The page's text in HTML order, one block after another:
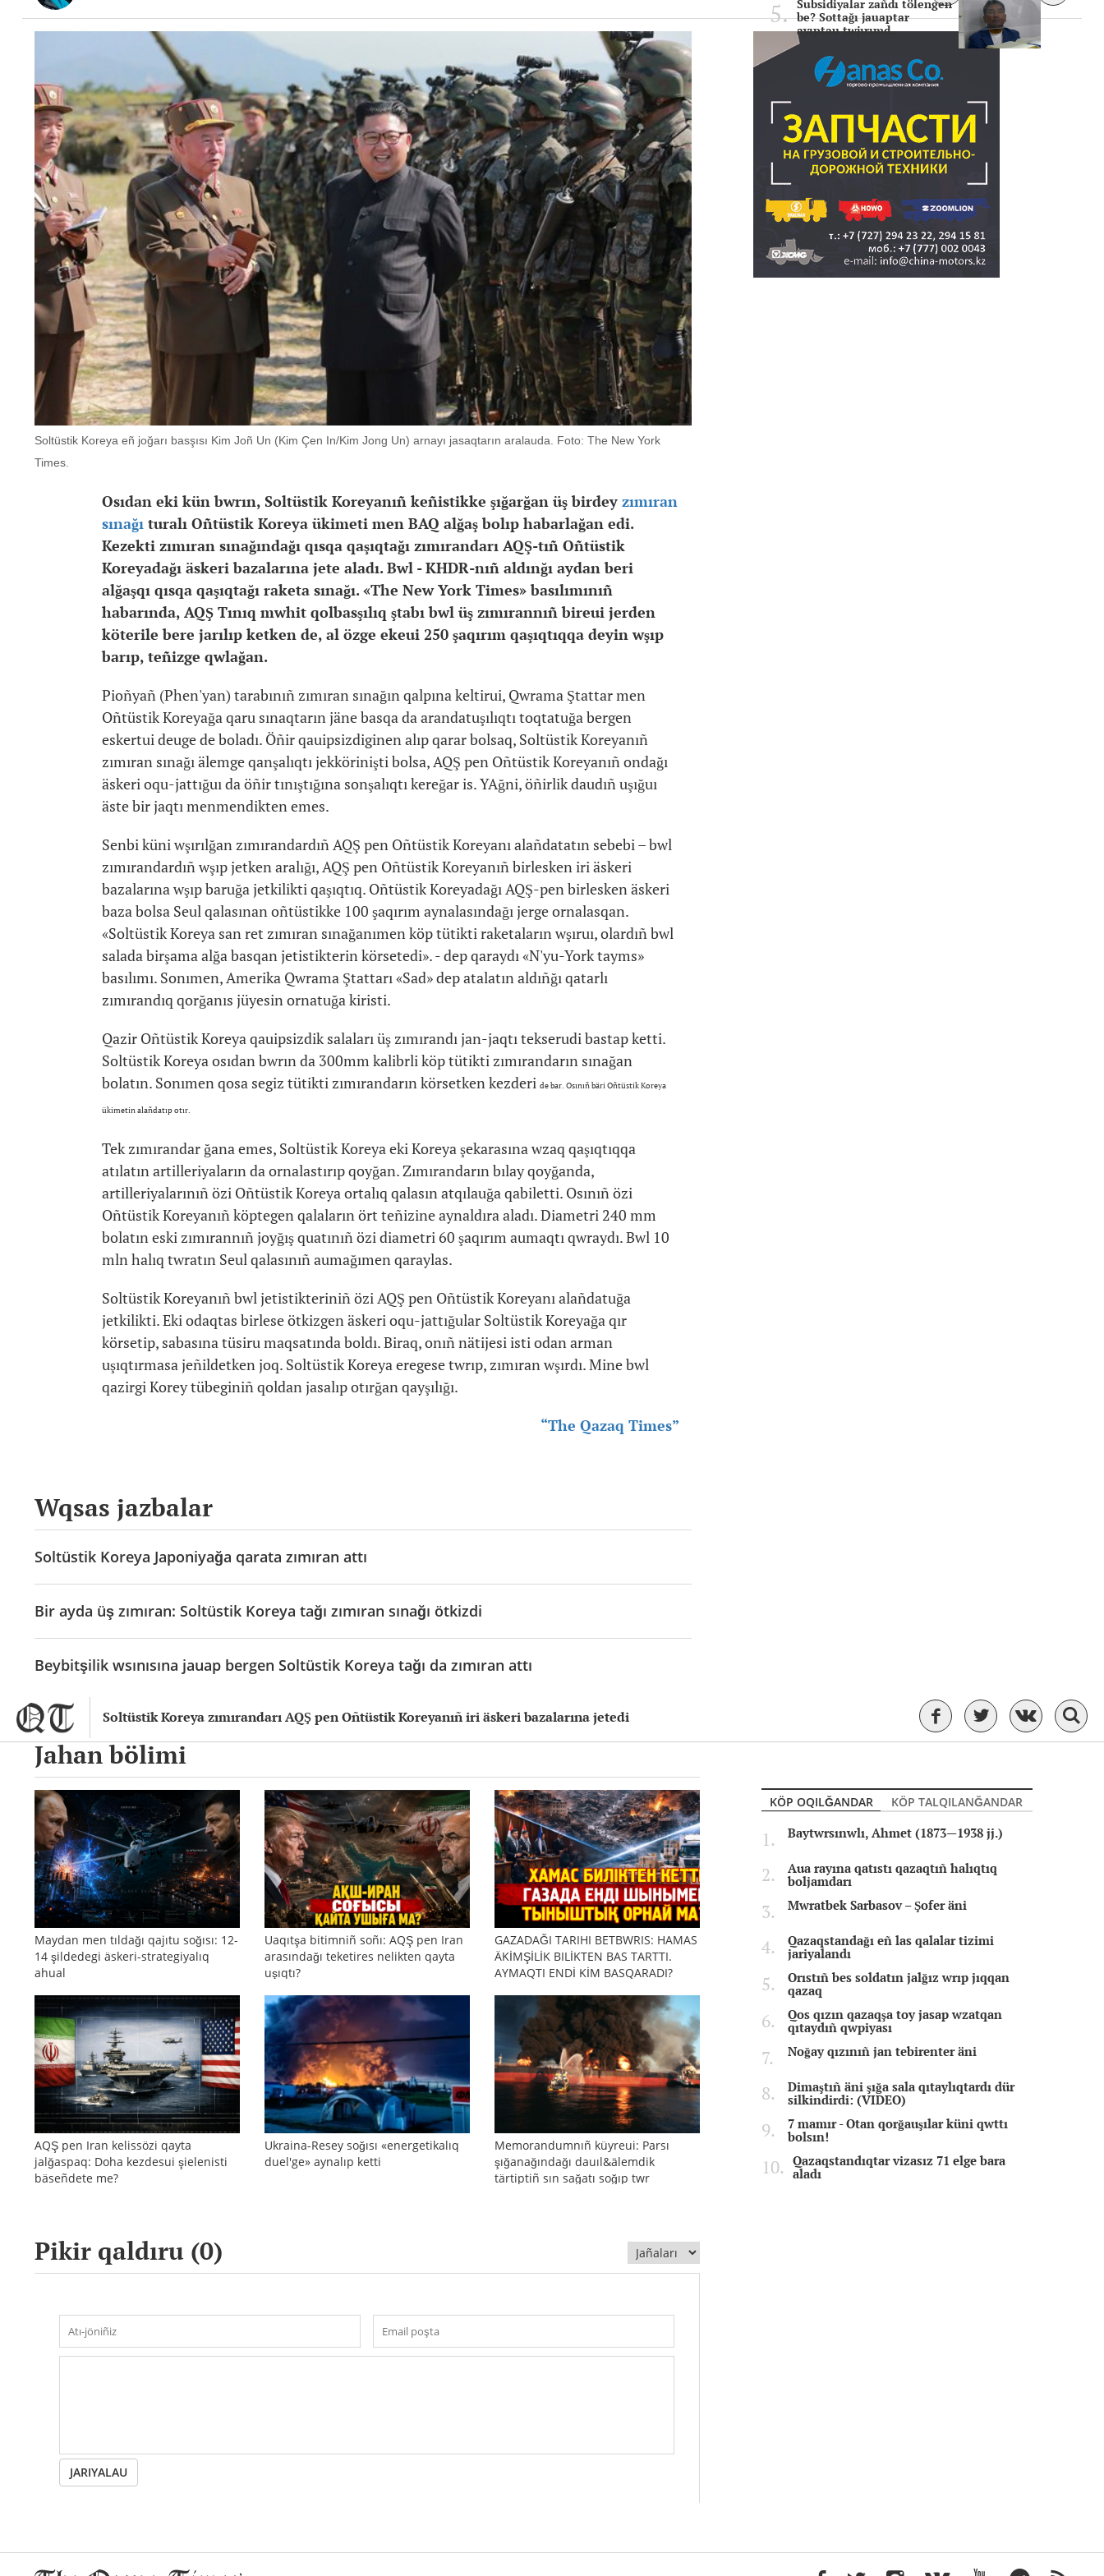
Soltüstik Koreya zımırandarı AQŞ pen Oñtüstik Koreyanıñ iri äskeri bazalarına jetedi
Soltüstik Koreya eñ joğarı basşısı Kim Joñ Un (Kim Çen In/Kim Jong Un) arnayı jasaqtarın aralauda. Foto: The New York
Times.
Osıdan eki kün bwrın, Soltüstik Koreyanıñ keñistikke şığarğan üş birdey zımıran
sınağıturalı Oñtüstik Koreya ükimeti men BAQ alğaş bolıp habarlağan edi.
Kezekti zımıran sınağındağı qısqa qaşıqtağı zımırandarı AQŞ-tıñ Oñtüstik
Koreyadağı äskeri bazalarına jete aladı. Bwl - KHDR-nıñ aldınğı aydan beri
alğaşqı qısqa qaşıqtağı raketa sınağı. «The New York Times» basılımınıñ
habarında, AQŞ Tınıq mwhit qolbasşılıq ştabı bwl üş zımırannıñ bireui jerden
köterile bere jarılıp ketken de, al özge ekeui 250 şaqırım qaşıqtıqqa deyin wşıp
barıp, teñizge qwlağan.
Pioñyañ (Phen'yan) tarabınıñ zımıran sınağın qalpına keltirui, Qwrama Ştattar men
Oñtüstik Koreyağa qaru sınaqtarın jäne basqa da arandatuşılıqtı toqtatuğa bergen
eskertui deuge de boladı. Öñir qauipsizdiginen alıp qarar bolsaq, Soltüstik Koreyanıñ
zımıran sınağı älemge qanşalıqtı jekkörinişti bolsa, AQŞ pen Oñtüstik Koreyanıñ ondağı
äskeri oqu-jattığuı da öñir tınıştığına sonşalıqtı kereğar is. YAğni, öñirlik daudıñ uşığuı
äste bir jaqtı menmendikten emes.
Senbi küni wşırılğan zımırandardıñ AQŞ pen Oñtüstik Koreyanı alañdatatın sebebi – bwl
zımırandardıñ wşıp jetken aralığı, AQŞ pen Oñtüstik Koreyanıñ birlesken iri äskeri
bazalarına wşıp baruğa jetkilikti qaşıqtıq. Oñtüstik Koreyadağı AQŞ-pen birlesken äskeri
baza bolsa Seul qalasınan oñtüstikke 100 şaqırım aynalasındağı jerge ornalasqan.
«Soltüstik Koreya san ret zımıran sınağanımen köp tütikti raketaların wşıruı, olardıñ bwl
salada birşama alğa basqan jetistikterin körsetedi». - dep qaraydı «N'yu-York tayms»
basılımı. Sonımen, Amerika Qwrama Ştattarı «Sad» dep atalatın aldıñğı qatarlı
zımırandıq qorğanıs jüyesin ornatuğa kiristi.
Qazir Oñtüstik Koreya qauipsizdik salaları üş zımırandı jan-jaqtı tekserudi bastap ketti.
Soltüstik Koreya osıdan bwrın da 300mm kalibrli köp tütikti zımırandarın sınağan
bolatın. Sonımen qosa segiz tütikti zımırandarın körsetken kezderi debar. Osınıñ bäri Oñtüstik Koreya
ükimetin alañdatıp otır.
Tek zımırandar ğana emes, Soltüstik Koreya eki Koreya şekarasına wzaq qaşıqtıqqa
atılatın artilleriyaların da ornalastırıp qoyğan. Zımırandarın bılay qoyğanda,
artilleriyalarınıñ özi Oñtüstik Koreya ortalıq qalasın atqılauğa qabiletti. Osınıñ özi
Oñtüstik Koreyanıñ köptegen qalaların ört teñizine aynaldıra aladı. Diametri 240 mm
bolatın eski zımırannıñ joyğış quatınıñ özi diametri 60 şaqırım aumaqtı qwraydı. Bwl 10
mln halıq twratın Seul qalasınıñ aumağımen qaraylas.
Soltüstik Koreyanıñ bwl jetistikteriniñ özi AQŞ pen Oñtüstik Koreyanı alañdatuğa
jetkilikti. Eki odaqtas birlese ötkizgen äskeri oqu-jattığular Soltüstik Koreyağa qır
körsetip, sabasına tüsiru maqsatında boldı. Biraq, onıñ nätijesi isti odan arman
uşıqtırmasa jeñildetken joq. Soltüstik Koreya eregese twrıp, zımıran wşırdı. Mine bwl
qazirgi Korey tübeginiñ qoldan jasalıp otırğan qayşılığı.
“The Qazaq Times”
Wqsas jazbalar
Soltüstik Koreya Japoniyağa qarata zımıran attı
Bir ayda üş zımıran: Soltüstik Koreya tağı zımıran sınağı ötkizdi
Beybitşilik wsınısına jauap bergen Soltüstik Koreya tağı da zımıran attı
Subsidiyalar zañdı tölengen
be? Sottağı jauaptar
ayıptau twjırımd..
Jahan bölimi
Maydan men tıldağı qajıtu soğısı: 12-
14 şildedegi äskeri-strategiyalıq
ahual
Uaqıtşa bitimniñ soñı: AQŞ pen Iran
arasındağı teketires nelikten qayta
uşıqtı?
GAZADAĞI TARIHI BETBWRIS: HAMAS
ÄKİMŞİLİK BILİKTEN BAS TARTTI.
AYMAQTI ENDİ KİM BASQARADI?
AQŞ pen Iran kelissözi qayta
jalğaspaq: Doha kezdesui şielenisti
bäseñdete me?
Ukraina-Resey soğısı «energetikalıq
duel'ge» aynalıp ketti
Memorandumnıñ küyreui: Parsı
şığanağındağı dauıl&älemdik
tärtiptiñ sın sağatı soğıp twr
Pikir qaldıru (0)
JARIYALAU
KÖP OQILĞANDAR
KÖP TALQILANĞANDAR
Baytwrsınwlı, Ahmet (1873—1938 jj.)
Aua rayına qatıstı qazaqtıñ halıqtıq
boljamdarı
Mwratbek Sarbasov – Şofer äni
Qazaqstandağı eñ las qalalar tizimi
jariyalandı
Orıstıñ bes soldatın jalğız wrıp jıqqan
qazaq
Qos qızın qazaqşa toy jasap wzatqan
qıtaydıñ qwpiyası
Noğay qızınıñ jan tebirenter äni
Dimaştıñ äni şığa sala qıtaylıqtardı dür
silkindirdi: (VIDEO)
7 mamır - Otan qorğauşılar küni qwttı
bolsın!
Qazaqstandıqtar vizasız 71 elge bara
aladı